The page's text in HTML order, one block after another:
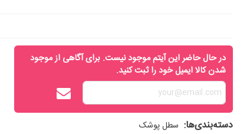
در حال حاضر این آیتم موجود نیست. برای آگاهی از موجود
شدن کالا ایمیل خود را ثبت کنید.
دسته‌بندی‌ها: سطل پوشک